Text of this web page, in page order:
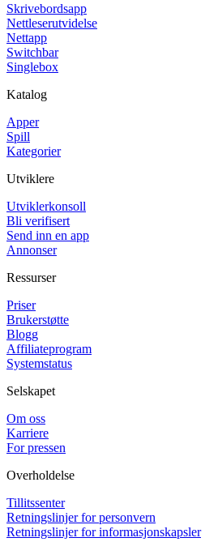
Skrivebordsapp
Nettleserutvidelse
Nettapp
Switchbar
Singlebox
Katalog
Apper
Spill
Kategorier
Utviklere
Utviklerkonsoll
Bli verifisert
Send inn en app
Annonser
Ressurser
Priser
Brukerstøtte
Blogg
Affiliateprogram
Systemstatus
Selskapet
Om oss
Karriere
For pressen
Overholdelse
Tillitssenter
Retningslinjer for personvern
Retningslinjer for informasjonskapsler